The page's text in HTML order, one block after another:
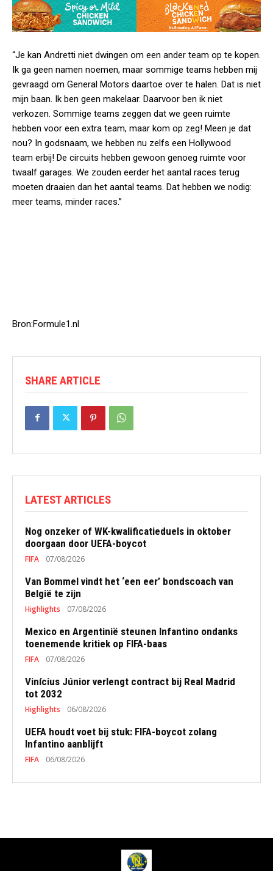
“Je kan Andretti niet dwingen om een ander team op te kopen.
Ik ga geen namen noemen, maar sommige teams hebben mij
gevraagd om General Motors daartoe over te halen. Dat is niet
mijn baan. Ik ben geen makelaar. Daarvoor ben ik niet
verkozen. Sommige teams zeggen dat we geen ruimte
hebben voor een extra team, maar kom op zeg! Meen je dat
nou? In godsnaam, we hebben nu zelfs een Hollywood
team erbij! De circuits hebben gewoon genoeg ruimte voor
twaalf garages. We zouden eerder het aantal races terug
moeten draaien dan het aantal teams. Dat hebben we nodig:
meer teams, minder races.”
Bron:Formule1.nl
SHARE ARTICLE
LATEST ARTICLES
Nog onzeker of WK-kwalificatieduels in oktober
doorgaan door UEFA-boycot
FIFA 07/08/2026
Van Bommel vindt het ‘een eer’ bondscoach van
België te zijn
Highlights 07/08/2026
Mexico en Argentinië steunen Infantino ondanks
toenemende kritiek op FIFA-baas
FIFA 07/08/2026
Vinícius Júnior verlengt contract bij Real Madrid
tot 2032
Highlights 06/08/2026
UEFA houdt voet bij stuk: FIFA-boycot zolang
Infantino aanblijft
FIFA 06/08/2026